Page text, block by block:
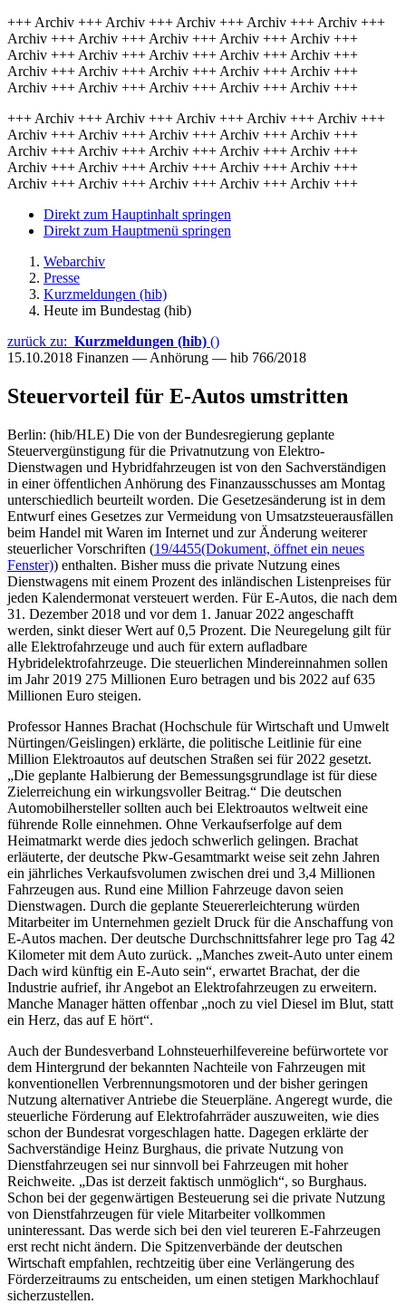
+++ Archiv +++ Archiv +++ Archiv +++ Archiv +++ Archiv +++
Archiv +++ Archiv +++ Archiv +++ Archiv +++ Archiv +++
Archiv +++ Archiv +++ Archiv +++ Archiv +++ Archiv +++
Archiv +++ Archiv +++ Archiv +++ Archiv +++ Archiv +++
Archiv +++ Archiv +++ Archiv +++ Archiv +++ Archiv +++
+++ Archiv +++ Archiv +++ Archiv +++ Archiv +++ Archiv +++
Archiv +++ Archiv +++ Archiv +++ Archiv +++ Archiv +++
Archiv +++ Archiv +++ Archiv +++ Archiv +++ Archiv +++
Archiv +++ Archiv +++ Archiv +++ Archiv +++ Archiv +++
Archiv +++ Archiv +++ Archiv +++ Archiv +++ Archiv +++
Direkt zum Hauptinhalt springen
Direkt zum Hauptmenü springen
Webarchiv
Presse
Kurzmeldungen (hib)
Heute im Bundestag (hib)
zurück zu: Kurzmeldungen (hib) ()
15.10.2018 Finanzen — Anhörung — hib 766/2018
Steuervorteil für E-Autos umstritten
Berlin: (hib/HLE) Die von der Bundesregierung geplante
Steuervergünstigung für die Privatnutzung von Elektro-
Dienstwagen und Hybridfahrzeugen ist von den Sachverständigen
in einer öffentlichen Anhörung des Finanzausschusses am Montag
unterschiedlich beurteilt worden. Die Gesetzesänderung ist in dem
Entwurf eines Gesetzes zur Vermeidung von Umsatzsteuerausfällen
beim Handel mit Waren im Internet und zur Änderung weiterer
steuerlicher Vorschriften (19/4455(Dokument, öffnet ein neues
Fenster)) enthalten. Bisher muss die private Nutzung eines
Dienstwagens mit einem Prozent des inländischen Listenpreises für
jeden Kalendermonat versteuert werden. Für E-Autos, die nach dem
31. Dezember 2018 und vor dem 1. Januar 2022 angeschafft
werden, sinkt dieser Wert auf 0,5 Prozent. Die Neuregelung gilt für
alle Elektrofahrzeuge und auch für extern aufladbare
Hybridelektrofahrzeuge. Die steuerlichen Mindereinnahmen sollen
im Jahr 2019 275 Millionen Euro betragen und bis 2022 auf 635
Millionen Euro steigen.
Professor Hannes Brachat (Hochschule für Wirtschaft und Umwelt
Nürtingen/Geislingen) erklärte, die politische Leitlinie für eine
Million Elektroautos auf deutschen Straßen sei für 2022 gesetzt.
„Die geplante Halbierung der Bemessungsgrundlage ist für diese
Zielerreichung ein wirkungsvoller Beitrag.“ Die deutschen
Automobilhersteller sollten auch bei Elektroautos weltweit eine
führende Rolle einnehmen. Ohne Verkaufserfolge auf dem
Heimatmarkt werde dies jedoch schwerlich gelingen. Brachat
erläuterte, der deutsche Pkw-Gesamtmarkt weise seit zehn Jahren
ein jährliches Verkaufsvolumen zwischen drei und 3,4 Millionen
Fahrzeugen aus. Rund eine Million Fahrzeuge davon seien
Dienstwagen. Durch die geplante Steuererleichterung würden
Mitarbeiter im Unternehmen gezielt Druck für die Anschaffung von
E-Autos machen. Der deutsche Durchschnittsfahrer lege pro Tag 42
Kilometer mit dem Auto zurück. „Manches zweit-Auto unter einem
Dach wird künftig ein E-Auto sein“, erwartet Brachat, der die
Industrie aufrief, ihr Angebot an Elektrofahrzeugen zu erweitern.
Manche Manager hätten offenbar „noch zu viel Diesel im Blut, statt
ein Herz, das auf E hört“.
Auch der Bundesverband Lohnsteuerhilfevereine befürwortete vor
dem Hintergrund der bekannten Nachteile von Fahrzeugen mit
konventionellen Verbrennungsmotoren und der bisher geringen
Nutzung alternativer Antriebe die Steuerpläne. Angeregt wurde, die
steuerliche Förderung auf Elektrofahrräder auszuweiten, wie dies
schon der Bundesrat vorgeschlagen hatte. Dagegen erklärte der
Sachverständige Heinz Burghaus, die private Nutzung von
Dienstfahrzeugen sei nur sinnvoll bei Fahrzeugen mit hoher
Reichweite. „Das ist derzeit faktisch unmöglich“, so Burghaus.
Schon bei der gegenwärtigen Besteuerung sei die private Nutzung
von Dienstfahrzeugen für viele Mitarbeiter vollkommen
uninteressant. Das werde sich bei den viel teureren E-Fahrzeugen
erst recht nicht ändern. Die Spitzenverbände der deutschen
Wirtschaft empfahlen, rechtzeitig über eine Verlängerung des
Förderzeitraums zu entscheiden, um einen stetigen Markhochlauf
sicherzustellen.